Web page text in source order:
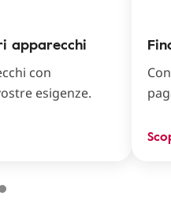
apparecchi
con
esigenze.